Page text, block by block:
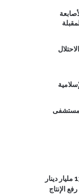
18 شهيدا إلى مستشفى
المؤسسة الوطنية للنفط: 13 مليار دينار
الإنتاج